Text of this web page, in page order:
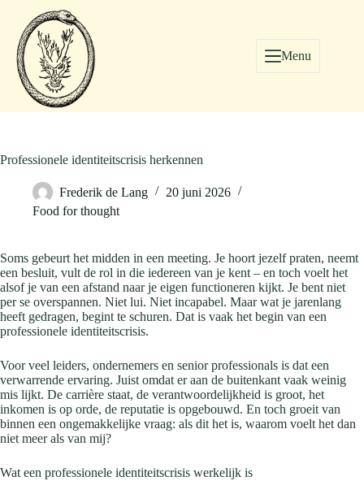
Menu
Professionele identiteitscrisis herkennen
Frederik de Lang
20 juni 2026
Food for thought
Soms gebeurt het midden in een meeting. Je hoort jezelf praten, neemt
een besluit, vult de rol in die iedereen van je kent – en toch voelt het
alsof je van een afstand naar je eigen functioneren kijkt. Je bent niet
per se overspannen. Niet lui. Niet incapabel. Maar wat je jarenlang
heeft gedragen, begint te schuren. Dat is vaak het begin van een
professionele identiteitscrisis.
Voor veel leiders, ondernemers en senior professionals is dat een
verwarrende ervaring. Juist omdat er aan de buitenkant vaak weinig
mis lijkt. De carrière staat, de verantwoordelijkheid is groot, het
inkomen is op orde, de reputatie is opgebouwd. En toch groeit van
binnen een ongemakkelijke vraag: als dit het is, waarom voelt het dan
niet meer als van mij?
Wat een professionele identiteitscrisis werkelijk is